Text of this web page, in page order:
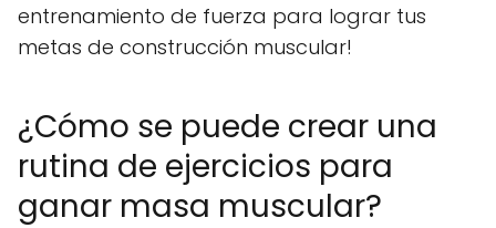
entrenamiento de fuerza para lograr tus
metas de construcción muscular!
¿Cómo se puede crear una
rutina de ejercicios para
ganar masa muscular?